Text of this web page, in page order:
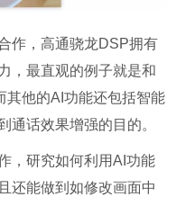
作，高通骁龙DSP拥有
，最直观的例子就是和
其他的AI功能还包括智能
通话效果增强的目的。
，研究如何利用AI功能
还能做到如修改画面中